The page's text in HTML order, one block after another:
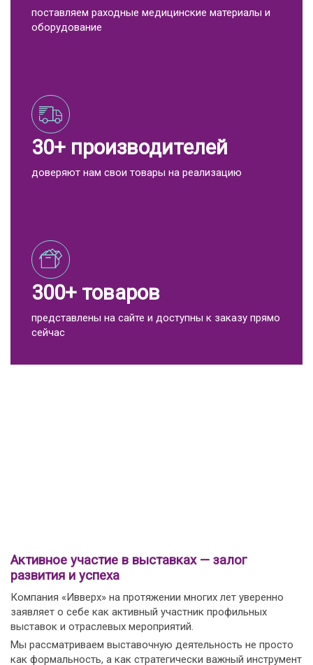
поставляем раходные медицинские материалы и
оборудование
30+ производителей
доверяют нам свои товары на реализацию
300+ товаров
представлены на сайте и доступны к заказу прямо
сейчас
Активное участие в выставках — залог
развития и успеха
Компания «Ивверх» на протяжении многих лет уверенно
заявляет о себе как активный участник профильных
выставок и отраслевых мероприятий.
Мы рассматриваем выставочную деятельность не просто
как формальность, а как стратегически важный инструмент